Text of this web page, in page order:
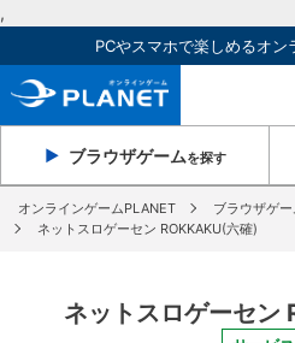
,
PCやスマホで楽しめるオン
ブラウザゲームを探す
オンラインゲームPLANET
ブラウザゲー
ネットスロゲーセン ROKKAKU(六確)
ネットスロゲーセン